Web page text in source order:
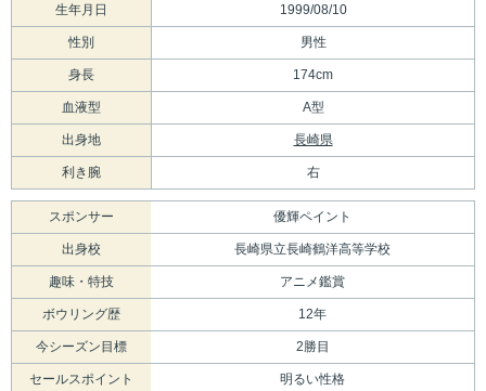
生年月日 1999/08/10
性別 男性
身長 174cm
血液型 A型
出身地 長崎県
利き腕 右
スポンサー 優輝ペイント
出身校 長崎県立長崎鶴洋高等学校
趣味・特技 アニメ鑑賞
ボウリング歴 12年
今シーズン目標 2勝目
セールスポイント 明るい性格